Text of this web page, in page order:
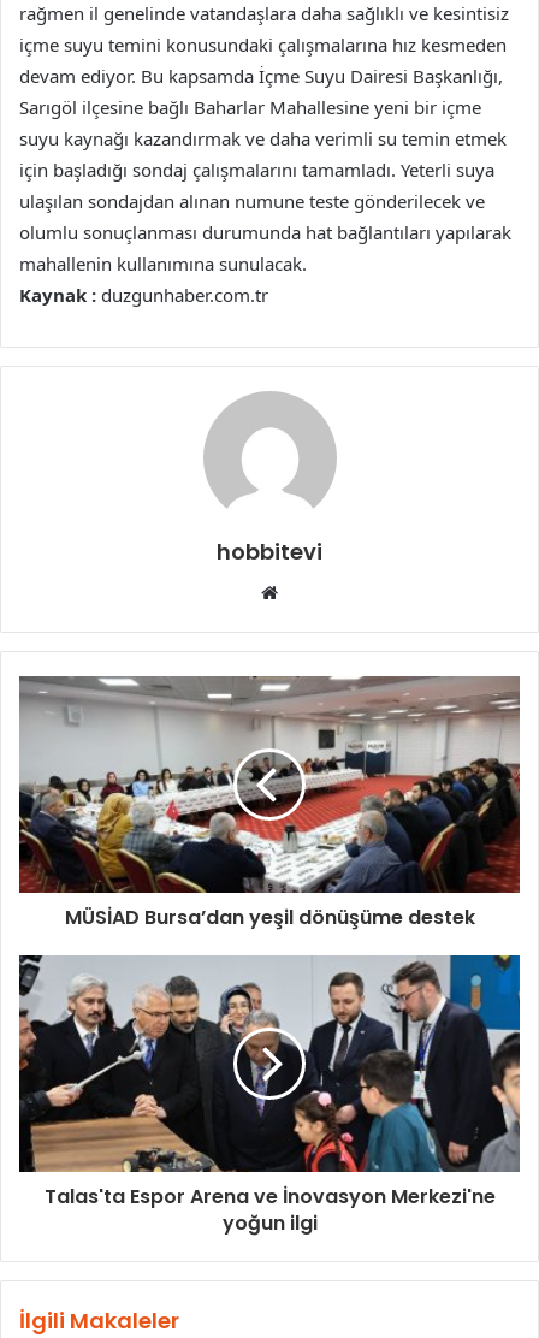
rağmen il genelinde vatandaşlara daha sağlıklı ve kesintisiz
içme suyu temini konusundaki çalışmalarına hız kesmeden
devam ediyor. Bu kapsamda İçme Suyu Dairesi Başkanlığı,
Sarıgöl ilçesine bağlı Baharlar Mahallesine yeni bir içme
suyu kaynağı kazandırmak ve daha verimli su temin etmek
için başladığı sondaj çalışmalarını tamamladı. Yeterli suya
ulaşılan sondajdan alınan numune teste gönderilecek ve
olumlu sonuçlanması durumunda hat bağlantıları yapılarak
mahallenin kullanımına sunulacak.
Kaynak : duzgunhaber.com.tr
hobbitevi
Web
MÜSİAD Bursa’dan yeşil dönüşüme destek
Talas'ta Espor Arena ve İnovasyon Merkezi'ne
yoğun ilgi
İlgili Makaleler